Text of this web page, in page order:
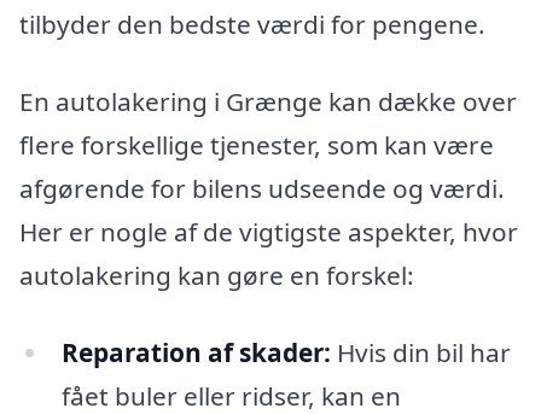
tilbyder den bedste værdi for pengene.
En autolakering i Grænge kan dække over
flere forskellige tjenester, som kan være
afgørende for bilens udseende og værdi.
Her er nogle af de vigtigste aspekter, hvor
autolakering kan gøre en forskel:
Reparation af skader: Hvis din bil har
fået buler eller ridser, kan en